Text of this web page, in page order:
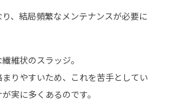
、結局頻繁なメンテナンスが必要に
維状のスラッジ。
りやすいため、これを苦手としてい
実に多くあるのです。